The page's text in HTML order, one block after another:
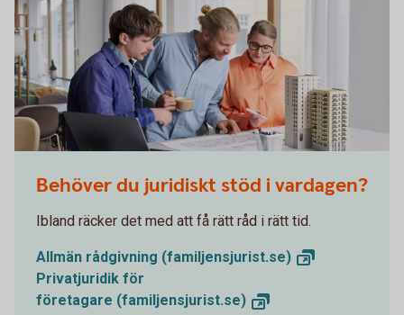
Behöver du juridiskt stöd i vardagen?
Ibland räcker det med att få rätt råd i rätt tid.
Allmän rådgivning (familjensjurist.se)
Privatjuridik för
företagare (familjensjurist.se)